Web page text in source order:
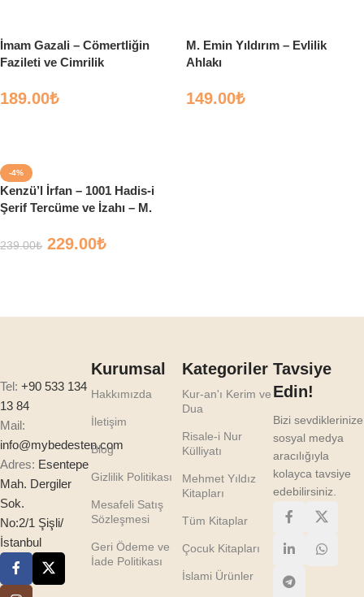
İmam Gazali – Cömertliğin
Fazileti ve Cimrilik
189.00₺
M. Emin Yıldırım – Evlilik
Ahlakı
149.00₺
-4%
Kenzü’l İrfan – 1001 Hadis-i
Şerif Tercüme ve İzahı – M.
239.00₺ 229.00₺
Tel: +90 533 134
13 84
Mail:
info@mybedesten.com
Adres: Esentepe
Mah. Dergiler
Sok.
No:2/1 Şişli/
İstanbul
Kurumsal
Hakkımızda
İletişim
Blog
Gizlilik Politikası
Mesafeli Satış
Sözleşmesi
Geri Ödeme ve
İade Politikası
Kategoriler
Kur-an'ı Kerim ve
Dua
Risale-i Nur
Külliyatı
Mehmet Yıldız
Kitapları
Tüm Kitaplar
Çocuk Kitapları
İslami Ürünler
Tavsiye
Edin!
Bizi sevdiklerinize
sosyal medya
aracılığıyla
kolayca tavsiye
edebilirsiniz.